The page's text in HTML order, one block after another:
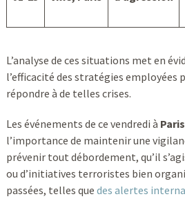
L’analyse de ces situations met en
l’efficacité des stratégies employées
répondre à de telles crises.
Les événements de ce vendredi à Paris
l’importance de maintenir une
prévenir tout débordement, qu’il
ou d’initiatives terroristes bien
passées, telles que des alertes